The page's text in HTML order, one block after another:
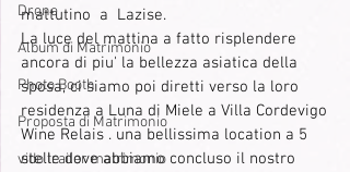
Drone
Album di Matrimonio
Photo Booth
Proposta di Matrimonio
vido trailer matrimonio
mattutino  a  Lazise.
La luce del mattina a fatto risplendere
ancora di piu' la bellezza asiatica della
sposa, ci siamo poi diretti verso la loro
residenza a Luna di Miele a Villa Cordevigo
Wine Relais . una bellissima location a 5
stelle dove abbiamo concluso il nostro